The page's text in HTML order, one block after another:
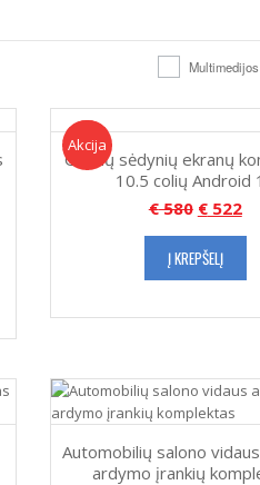
Multimedijos
Akcija
Akcija!
Galinių sėdynių ekranų
10.5 colių Android
€580 €522
Į KREPŠELĮ
Automobilių salono
ardymo įrankių